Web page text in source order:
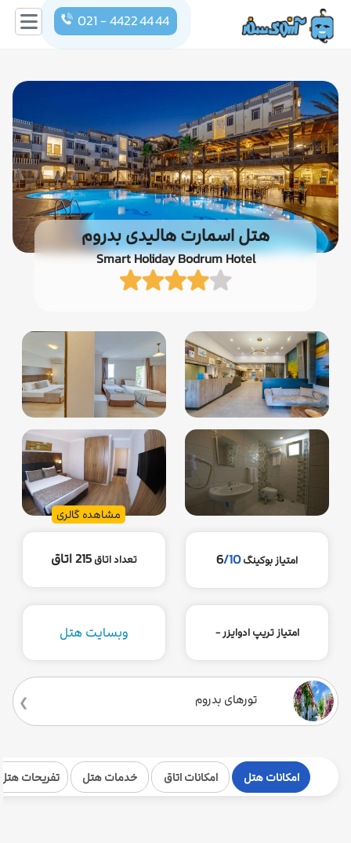
021 - 4422 44 44
هتل اسمارت هالیدی بدروم
Smart Holiday Bodrum Hotel
مشاهده گالری
امتیاز بوکینگ 6/10 تعداد اتاق215 اتاق
امتیاز تریپ ادوایزر - وبسایت هتل
تورهای بدروم
امکانات هتل امکانات اتاق خدمات هتل تفریحات